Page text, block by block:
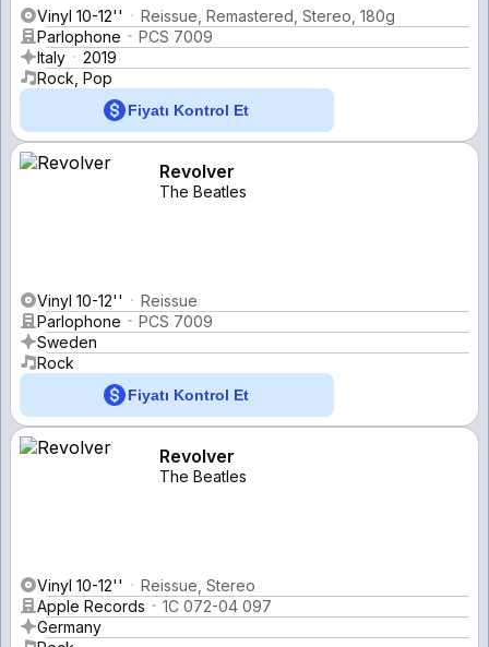
Vinyl 10-12''
Reissue, Remastered, Stereo, 180g
Parlophone
PCS 7009
Italy
2019
Rock, Pop
Fiyatı Kontrol Et
Revolver
The Beatles
Vinyl 10-12''
Reissue
Parlophone
PCS 7009
Sweden
Rock
Fiyatı Kontrol Et
Revolver
The Beatles
Vinyl 10-12''
Reissue, Stereo
Apple Records
1C 072-04 097
Germany